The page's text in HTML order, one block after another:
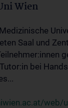
Wien
Saal und
bei
web/